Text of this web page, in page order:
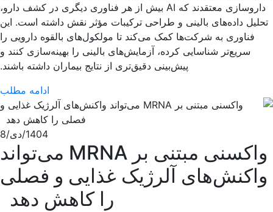
داروسازی معتقدند که AI بیش از هر فناوری دیگری در کشف دارو،
تحلیل داده‌های بالینی و طراحی ترکیبات مؤثر نقش داشته است. این
فناوری به شرکت‌ها کمک می‌کند تا مولکول‌های بالقوه دارویی را
سریع‌تر شناسایی کرده، آزمایش‌های بالینی را بهینه‌سازی کنند و
پیش‌بینی دقیق‌تری از نتایج بیماران داشته باشند.
ادامه مطلب
1404/دی/8
واکسنی مبتنی بر MRNA می‌تواند
واکنش‌های آلرژیک غذایی و فصلی
را کاهش دهد